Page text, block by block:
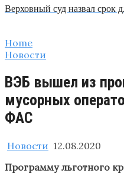
Верховный суд назвал срок
Home
Новости
ВЭБ вышел из
мусорных
ФАС
Новости 12.08.2020
Программу льготного